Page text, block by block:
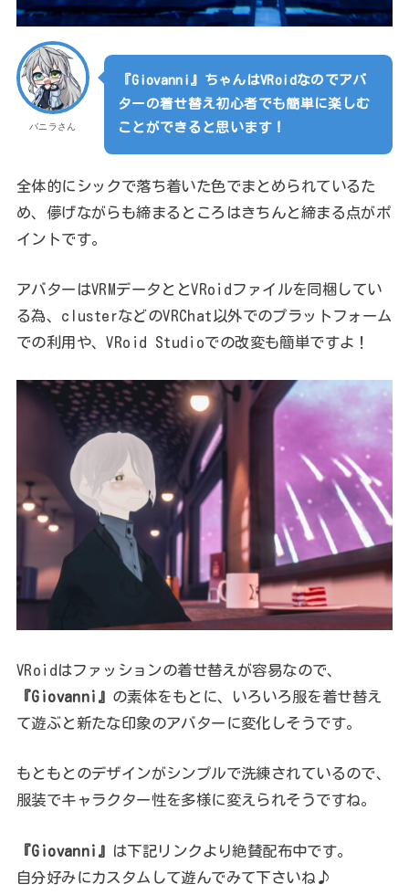
バニラさん
『Giovanni』ちゃんはVRoidなのでアバ
ターの着せ替え初心者でも簡単に楽しむ
ことができると思います！
全体的にシックで落ち着いた色でまとめられているた
め、儚げながらも締まるところはきちんと締まる点がポ
イントです。
アバターはVRMデータととVRoidファイルを同梱してい
る為、clusterなどのVRChat以外でのプラットフォーム
での利用や、VRoid Studioでの改変も簡単ですよ！
VRoidはファッションの着せ替えが容易なので、
『Giovanni』 の素体をもとに、いろいろ服を着せ替え
て遊ぶと新たな印象のアバターに変化しそうです。
もともとのデザインがシンプルで洗練されているので、
服装でキャラクター性を多様に変えられそうですね。
『Giovanni』 は下記リンクより絶賛配布中です。
自分好みにカスタムして遊んでみて下さいね♪